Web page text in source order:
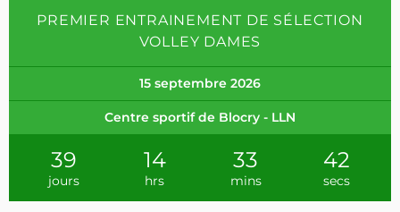
PREMIER ENTRAINEMENT DE SÉLECTION
VOLLEY DAMES
15 septembre 2026
Centre sportif de Blocry - LLN
39
jours
14
hrs
33
mins
41
secs